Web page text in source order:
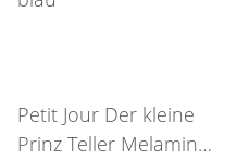
Petit Jour Der kleine
Prinz Teller Melamin